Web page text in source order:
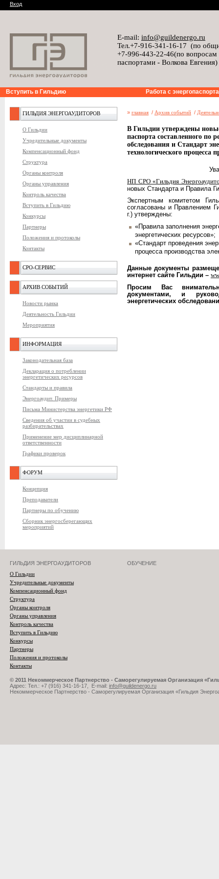
Вход
E-mail: info@guildenergo.ru
Тел.+7-916-341-16-17 (по
+7-996-443-22-46(по
паспортами - Волкова Евгения)
Вступить в Гильдию Работа с
ГИЛЬДИЯ ЭНЕРГОАУДИТОРОВ
О Гильдии
Учредительные документы
Компенсационный фонд
Структура
Органы контроля
Органы управления
Контроль качества
Вступить в Гильдию
Конкурсы
Партнеры
Положения и протоколы
Контакты
СРО-СЕРВИС
АРХИВ СОБЫТИЙ
Новости рынка
Деятельность Гильдии
Мероприятия
ИНФОРМАЦИЯ
Законодательная база
Декларация о потреблении
энергетических ресурсов
Стандарты и правила
Энергоаудит. Примеры
Письма Министерства энергетики РФ
Сведения об участии в судебных
разбирательствах
Применение мер дисциплинарной
ответственности
Графики проверок
ФОРУМ
Концепция
Преподаватели
Партнеры по обучению
Сборник энергосберегающих
мероприятий
» главная / Архив событий /
В Гильдии утверждены
паспорта составленного по
обследования и Стандарт
технологического процесса
НП СРО «Гильдия
новых Стандарта и Правила
Экспертным комитетом
согласованы и Правлением
г.) утверждены:
«Правила заполнения
энергетических ресурсов»;
«Стандарт проведения
процесса производства
Данные документы
интернет сайте Гильдии –
Просим Вас
документами, и
энергетических
ГИЛЬДИЯ ЭНЕРГОАУДИТОРОВ
О Гильдии
Учредительные документы
Компенсационный фонд
Структура
Органы контроля
Органы управления
Контроль качества
Вступить в Гильдию
Конкурсы
Партнеры
Положения и протоколы
Контакты
ОБУЧЕНИЕ
© 2011 Некоммерческое Партнерство - Саморегулируемая Организация
Адрес: Тел.: +7 (916) 341-16-17, E-mail: info@guildenergo.ru
Некоммерческое Партнерство - Саморегулируемая Организация «Гильдия